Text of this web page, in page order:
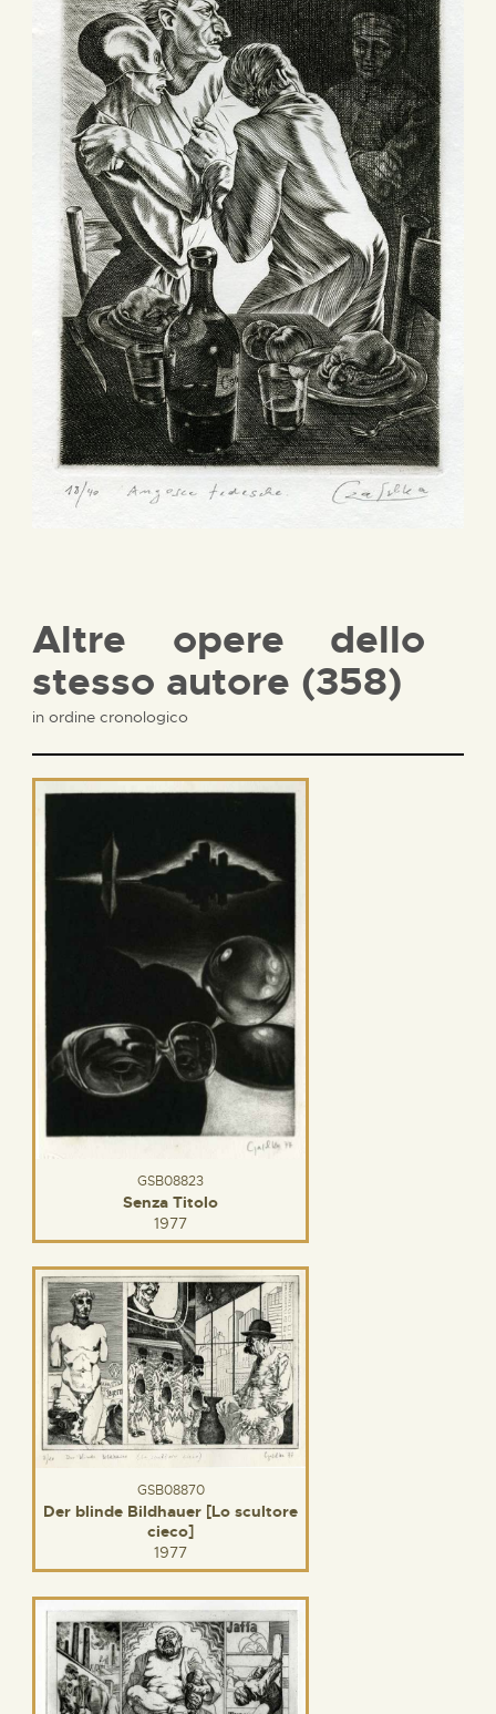
Altre opere dello
stesso autore (358)
in ordine cronologico
GSB08823
Senza Titolo
1977
GSB08870
Der blinde Bildhauer [Lo scultore
cieco]
1977